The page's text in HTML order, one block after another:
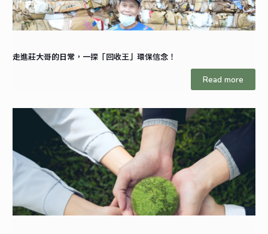
走進莊大哥的日常，一探「回收王」環保信念！
Read more